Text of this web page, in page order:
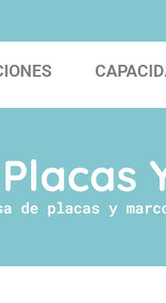
de placas y